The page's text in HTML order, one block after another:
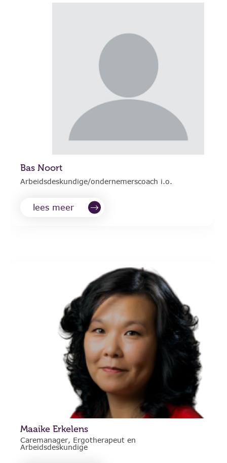
Bas Noort
Arbeidsdeskundige/ondernemerscoach i.o.
lees meer
Maaike Erkelens
Caremanager, Ergotherapeut en
Arbeidsdeskundige